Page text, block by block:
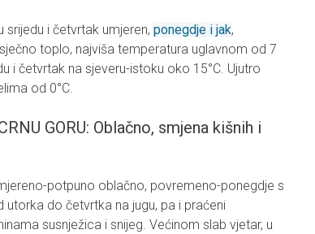
srijedu i četvrtak umjeren, ponegdje i jak,
toplo, najviša temperatura uglavnom od 7
i četvrtak na sjeveru-istoku oko 15°C. Ujutro
od 0°C.
GORU: Oblačno, smjena kišnih i
potpuno oblačno, povremeno-ponegdje s
utorka do četvrtka na jugu, pa i praćeni
susnježica i snijeg. Većinom slab vjetar, u